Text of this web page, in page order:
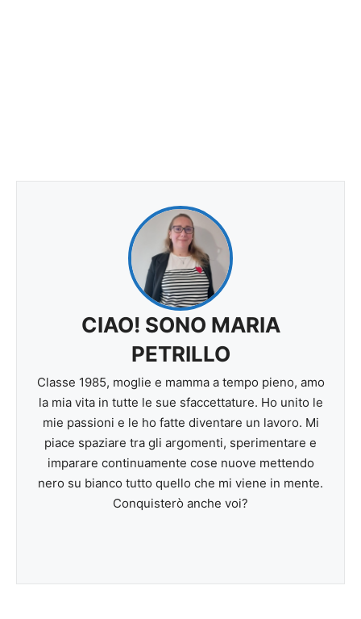
CIAO! SONO MARIA
PETRILLO
Classe 1985, moglie e mamma a tempo pieno, amo
la mia vita in tutte le sue sfaccettature. Ho unito le
mie passioni e le ho fatte diventare un lavoro. Mi
piace spaziare tra gli argomenti, sperimentare e
imparare continuamente cose nuove mettendo
nero su bianco tutto quello che mi viene in mente.
Conquisterò anche voi?